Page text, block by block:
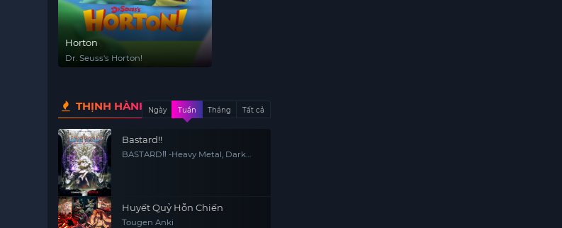
Horton
Dr. Seuss's Horton!
THỊNH HÀNHNgày Tuần Tháng Tất cả
Bastard!!
BASTARD‼ -Heavy Metal, Dark
Huyết Quỷ Hỗn Chiến
Tougen Anki